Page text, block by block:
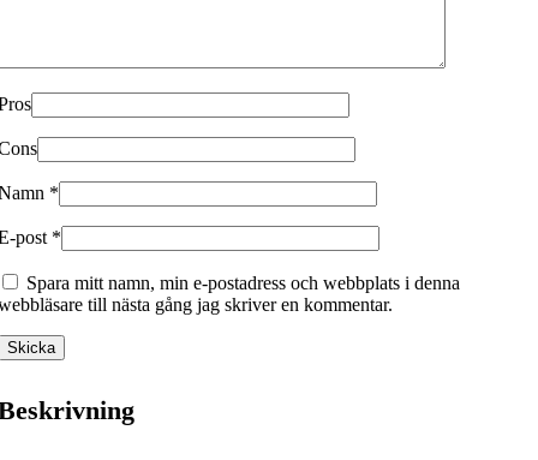
*
post *
Spara mitt namn, min e-postadress och webbplats i denna
till nästa gång jag skriver en kommentar.